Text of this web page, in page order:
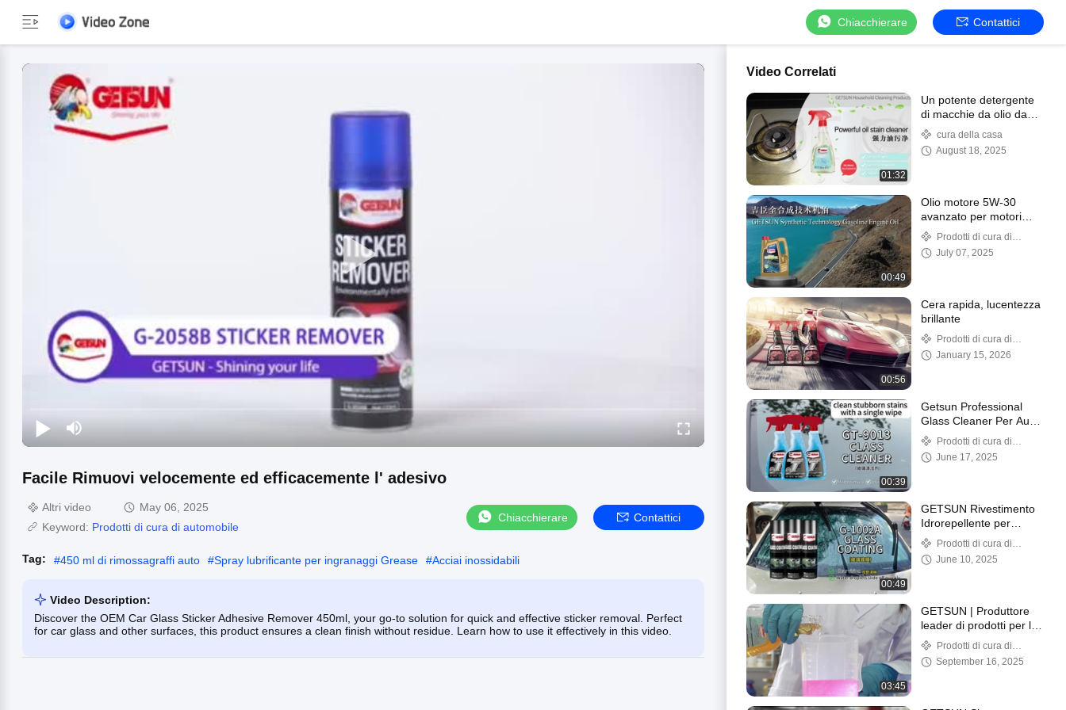
Chiacchierare Contattici
Facile Rimuovi velocemente ed efficacemente l' adesivo
Altri video
May 06, 2025
Keyword: Prodotti di cura di automobile
Chiacchierare Contattici
Tag: #450 ml di rimossagraffi auto #Spray lubrificante per ingranaggi Grease #Acciai inossidabili
Video Description:
Discover the OEM Car Glass Sticker Adhesive Remover 450ml, your go-to solution for quick and effective sticker removal. Perfect
for car glass and other surfaces, this product ensures a clean finish without residue. Learn how to use it effectively in this video.
Video Correlati
01:32
Un potente detergente
di macchie da olio da
cucina.cura della casa
August 18, 2025
00:49
Olio motore 5W-30
avanzato per motori
TGDI Formula a base di
esteri
Prodotti di cura di
automobile
July 07, 2025
00:56
Cera rapida, lucentezza
brillante
Prodotti di cura di
automobile
January 15, 2026
00:39
Getsun Professional
Glass Cleaner Per Auto
Finestre e Specchi
Spray di pulizia del
vetro Eco-Friendly
Prodotti di cura di
automobile
June 17, 2025
00:49
GETSUN Rivestimento
Idrorepellente per
Parabrezza a Lunga
Durata
Prodotti di cura di
automobile
June 10, 2025
03:45
GETSUN | Produttore
leader di prodotti per la
cura dell'auto e fornitore
globale
Prodotti di cura di
automobile
September 16, 2025